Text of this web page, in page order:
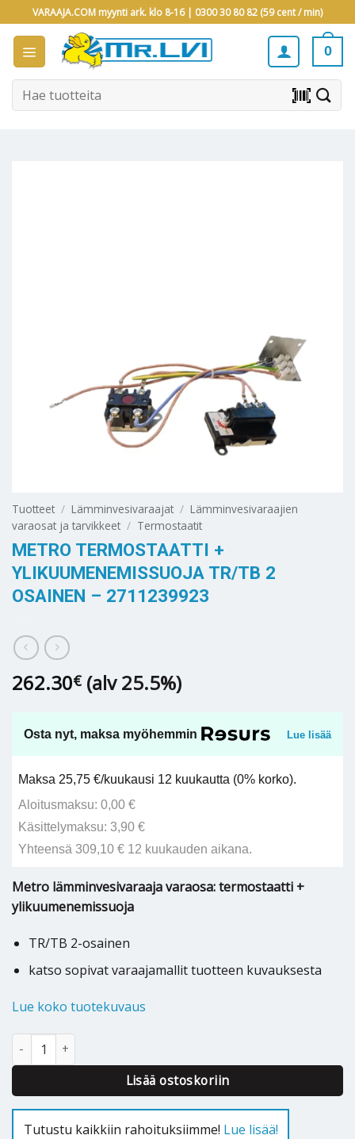
to
content
VARAAJA.COM myynti ark. klo 8-16 | 0300 30 80 82 (59 cent / min)
0
Etsi: barcode_scanner
Tuotteet / Lämminvesivaraajat / Lämminvesivaraajien
varaosat ja tarvikkeet / Termostaatit
METRO TERMOSTAATTI +
YLIKUUMENEMISSUOJA TR/TB 2
OSAINEN – 2711239923
262.30€ (alv 25.5%)
Osta nyt, maksa myöhemmin Lue lisää
Maksa 25,75 €/kuukausi 12 kuukautta (0% korko).
Aloitusmaksu: 0,00 €
Käsittelymaksu: 3,90 €
Yhteensä 309,10 € 12 kuukauden aikana.
Metro lämminvesivaraaja varaosa: termostaatti +
ylikuumenemissuoja
TR/TB 2-osainen
katso sopivat varaajamallit tuotteen kuvauksesta
Lue koko tuotekuvaus
Metro termostaatti + ylikuumenemissuoja TR/TB 2 osainen -
Lisää ostoskoriin
Tutustu kaikkiin rahoituksiimme! Lue lisää!